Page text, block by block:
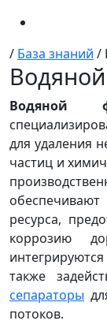
/ База знаний /
Водяной
для удаления
частиц и
ресурса,
коррозию
также
сепараторы
потоков.